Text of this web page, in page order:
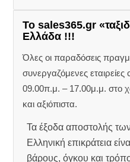
Το sales365.gr
Ελλάδα !!!
Όλες οι παραδόσεις
συνεργαζόμενες
09.00π.μ. – 17.00μ.μ. στο
και αξιόπιστα.
Τα έξοδα αποστολής
Ελληνική επικράτεια
βάρους, όγκου και